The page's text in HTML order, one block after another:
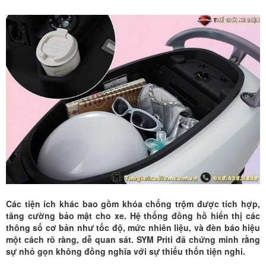
Các tiện ích khác bao gồm khóa chống trộm được tích hợp,
tăng cường bảo mật cho xe. Hệ thống đồng hồ hiển thị các
thông số cơ bản như tốc độ, mức nhiên liệu, và đèn báo hiệu
một cách rõ ràng, dễ quan sát. SYM Priti đã chứng minh rằng
sự nhỏ gọn không đồng nghĩa với sự thiếu thốn tiện nghi.